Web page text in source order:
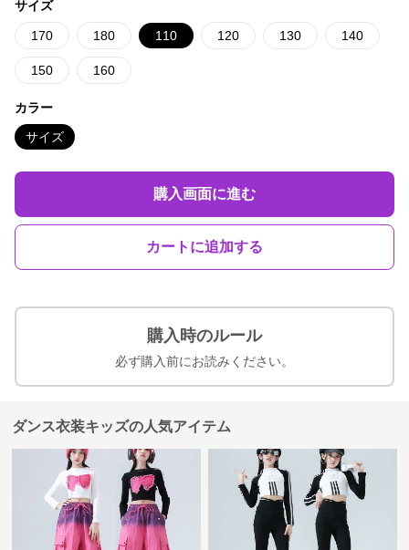
サイズ
170 180 110 120 130 140
150 160
カラー
サイズ
購入画面に進む
カートに追加する
購入時のルール
必ず購入前にお読みください。
ダンス衣装キッズの人気アイテム